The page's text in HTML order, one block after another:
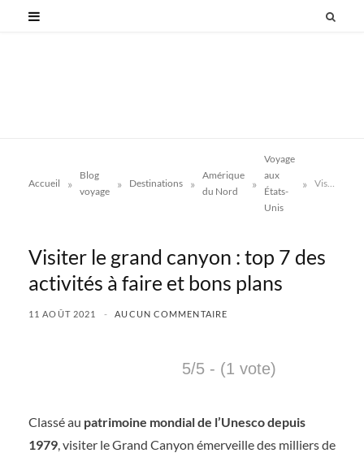
Accueil »
Blog
voyage
» Destinations »
Amérique
du Nord
»
Voyage
aux
États-
Unis
» Visiter le grand canyon : top 7 des activités à faire et bons plans
Visiter le grand canyon : top 7 des
activités à faire et bons plans
11 AOÛT 2021 AUCUN COMMENTAIRE
5/5 - (1 vote)
Classé au patrimoine mondial de l’Unesco depuis
1979, visiter le Grand Canyon émerveille des milliers de